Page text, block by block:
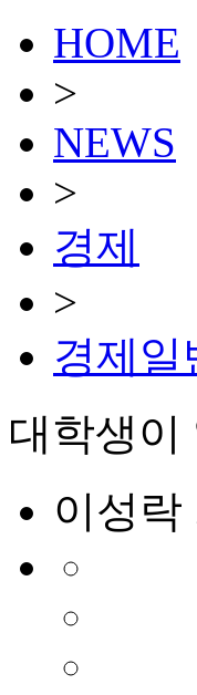
HOME
>
NEWS
>
경제
>
경제일
대학생
이성락